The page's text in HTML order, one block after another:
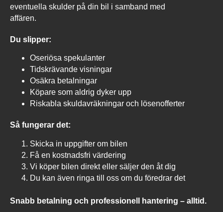
eventuella skulder på din bil i samband med
affären.
Du slipper:
Oseriösa spekulanter
Tidskrävande visningar
Osäkra betalningar
Köpare som aldrig dyker upp
Riskabla skuldavräkningar och lösenofferter
Så fungerar det:
Skicka in uppgifter om bilen
Få en kostnadsfri värdering
Vi köper bilen direkt eller säljer den åt dig
Du kan även ringa till oss om du föredrar det
Snabb betalning och professionell hantering – alltid.